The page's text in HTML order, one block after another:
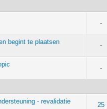
-
begint te plaatsen -
-
- revalidatie 25